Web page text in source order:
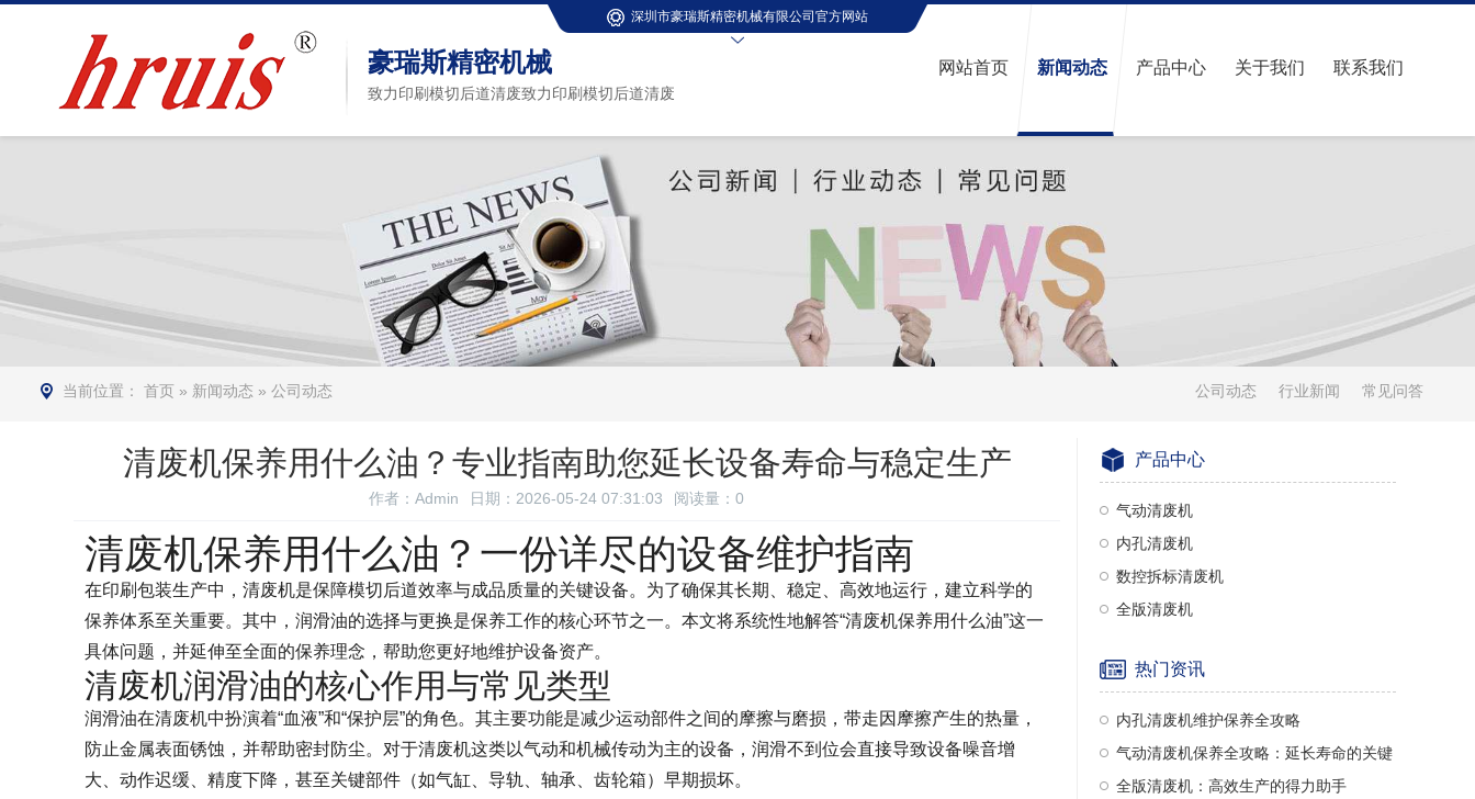
豪瑞斯精密机械
致力印刷模切后道清废致力印刷模切后道清废
深圳市豪瑞斯精密机械有限公司官方网站
网站首页 新闻动态 产品中心 关于我们 联系我们
当前位置： 首页 » 新闻动态 » 公司动态 公司动态 行业新闻 常见问答
清废机保养用什么油？专业指南助您延长设备寿命与稳定生产
作者：Admin 日期：2026-05-24 07:31:03 阅读量： 0
清废机保养用什么油？一份详尽的设备维护指南
在印刷包装生产中，清废机是保障模切后道效率与成品质量的关键设备。为了确保其长期、稳定、高效地运行，建立科学的
保养体系至关重要。其中，润滑油的选择与更换是保养工作的核心环节之一。本文将系统性地解答“清废机保养用什么油”这一
具体问题，并延伸至全面的保养理念，帮助您更好地维护设备资产。
清废机润滑油的核心作用与常见类型
润滑油在清废机中扮演着“血液”和“保护层”的角色。其主要功能是减少运动部件之间的摩擦与磨损，带走因摩擦产生的热量，
防止金属表面锈蚀，并帮助密封防尘。对于清废机这类以气动和机械传动为主的设备，润滑不到位会直接导致设备噪音增
大、动作迟缓、精度下降，甚至关键部件（如气缸、导轨、轴承、齿轮箱）早期损坏。
产品中心
气动清废机
内孔清废机
数控拆标清废机
全版清废机
热门资讯
内孔清废机维护保养全攻略
气动清废机保养全攻略：延长寿命的关键
全版清废机：高效生产的得力助手